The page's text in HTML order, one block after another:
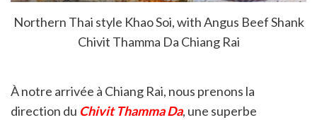
Northern Thai style Khao Soi, with Angus Beef Shank
Chivit Thamma Da Chiang Rai
À notre arrivée à Chiang Rai, nous prenons la
direction du Chivit Thamma Da, une superbe